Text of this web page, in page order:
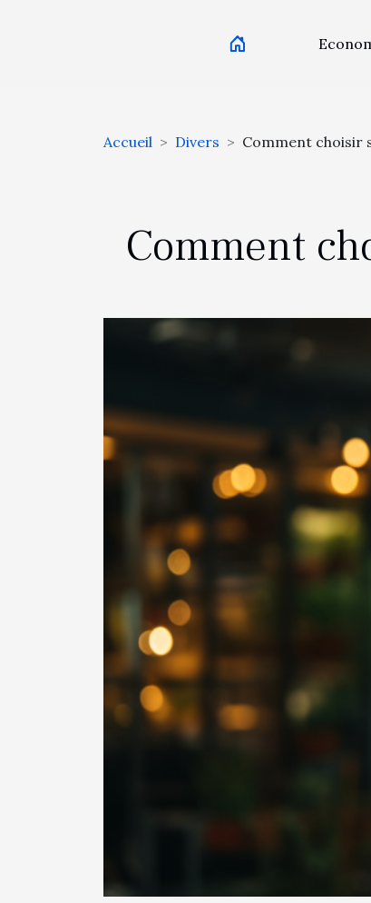
Accueil Divers Comment choisir
Comment